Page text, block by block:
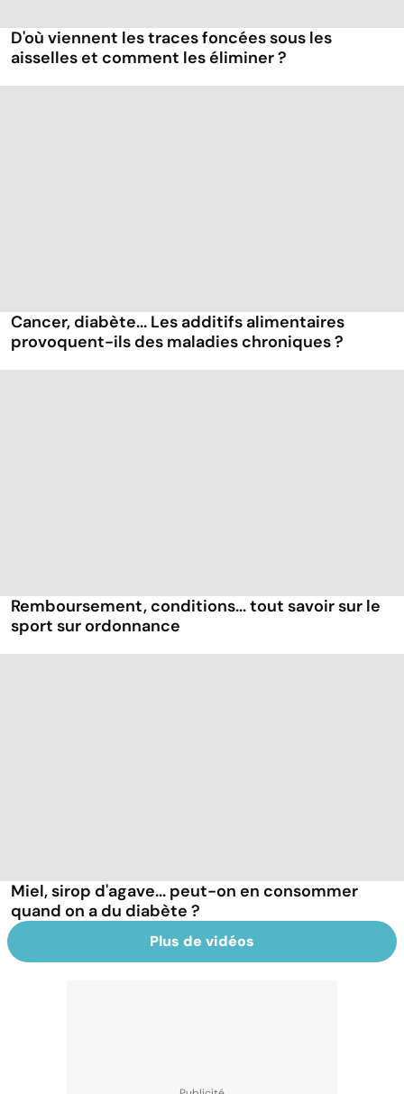
D'où viennent les traces foncées sous les
aisselles et comment les éliminer ?
Cancer, diabète... Les additifs alimentaires
provoquent-ils des maladies chroniques ?
Remboursement, conditions... tout savoir sur le
sport sur ordonnance
Miel, sirop d'agave... peut-on en consommer
quand on a du diabète ?
Plus de vidéos